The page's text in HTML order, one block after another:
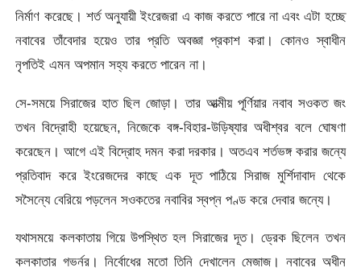
নির্মাণ করেছে। শর্ত অনুযায়ী ইংরেজরা এ কাজ করতে পারে না এবং এটা হচ্ছে
নবাবের তাঁবেদার হয়েও তার প্রতি অবজ্ঞা প্রকাশ করা। কোনও স্বাধীন
নৃপতিই এমন অপমান সহ্য করতে পারেন না।
সে-সময়ে সিরাজের হাত ছিল জোড়া। তার আত্মীয় পূর্ণিয়ার নবাব সওকত জং
তখন বিদ্রোহী হয়েছেন, নিজেকে বঙ্গ-বিহার-উড়িষ্যার অধীশ্বর বলে ঘোষণা
করেছেন। আগে এই বিদ্রোহ দমন করা দরকার। অতএব শর্তভঙ্গ করার জন্যে
প্রতিবাদ করে ইংরেজদের কাছে এক দূত পাঠিয়ে সিরাজ মুর্শিদাবাদ থেকে
সসৈন্যে বেরিয়ে পড়লেন সওকতের নবাবির স্বপ্ন পণ্ড করে দেবার জন্যে।
যথাসময়ে কলকাতায় গিয়ে উপস্থিত হল সিরাজের দূত। ড্রেক ছিলেন তখন
কলকাতার গভর্নর। নির্বোধের মতো তিনি দেখালেন মেজাজ। নবাবের অধীন